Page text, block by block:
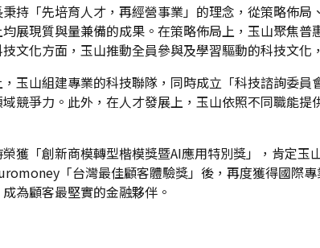
持「先培育人才，再經營事業」的理念，從策略佈
展現質與量兼備的成果。在策略佈局上，玉山聚焦
文化方面，玉山推動全員參與及學習驅動的科技文
玉山組建專業的科技聯隊，同時成立「科技諮詢委
競爭力。此外，在人才發展上，玉山依照不同職能
獲「創新商模轉型楷模獎暨AI應用特別獎」，肯定
「台灣最佳顧客體驗獎」後，再度獲得國際
為顧客最堅實的金融夥伴。